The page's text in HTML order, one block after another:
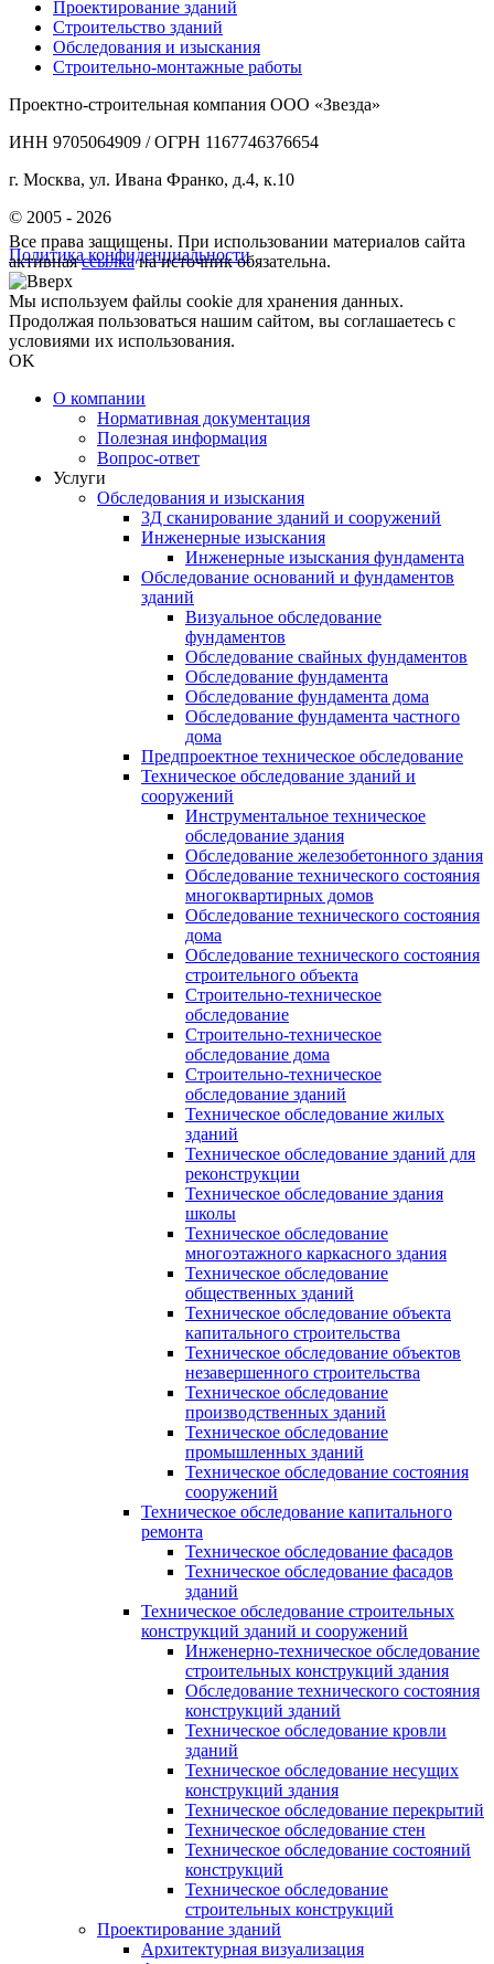
Проектирование зданий
Строительство зданий
Обследования и изыскания
Строительно-монтажные работы
Проектно-строительная компания ООО «Звезда»
ИНН 9705064909 / ОГРН 1167746376654
г. Москва, ул. Ивана Франко, д.4, к.10
© 2005 - 2026
Политика конфиденциальности
Все права защищены. При использовании материалов сайта
активнаяссылкана источник обязательна.
Мы используем файлы cookie для хранения данных.
Продолжая пользоваться нашим сайтом, вы соглашаетесь с
условиями их использования.
OK
О компании
Нормативная документация
Полезная информация
Вопрос-ответ
Услуги
Обследования и изыскания
3Д сканирование зданий и сооружений
Инженерные изыскания
Инженерные изыскания фундамента
Обследование оснований и фундаментов
зданий
Визуальное обследование
фундаментов
Обследование свайных фундаментов
Обследование фундамента
Обследование фундамента дома
Обследование фундамента частного
дома
Предпроектное техническое обследование
Техническое обследование зданий и
сооружений
Инструментальное техническое
обследование здания
Обследование железобетонного здания
Обследование технического состояния
многоквартирных домов
Обследование технического состояния
дома
Обследование технического состояния
строительного объекта
Строительно-техническое
обследование
Строительно-техническое
обследование дома
Строительно-техническое
обследование зданий
Техническое обследование жилых
зданий
Техническое обследование зданий для
реконструкции
Техническое обследование здания
школы
Техническое обследование
многоэтажного каркасного здания
Техническое обследование
общественных зданий
Техническое обследование объекта
капитального строительства
Техническое обследование объектов
незавершенного строительства
Техническое обследование
производственных зданий
Техническое обследование
промышленных зданий
Техническое обследование состояния
сооружений
Техническое обследование капитального
ремонта
Техническое обследование фасадов
Техническое обследование фасадов
зданий
Техническое обследование строительных
конструкций зданий и сооружений
Инженерно-техническое обследование
строительных конструкций здания
Обследование технического состояния
конструкций зданий
Техническое обследование кровли
зданий
Техническое обследование несущих
конструкций здания
Техническое обследование перекрытий
Техническое обследование стен
Техническое обследование состояний
конструкций
Техническое обследование
строительных конструкций
Проектирование зданий
Архитектурная визуализация